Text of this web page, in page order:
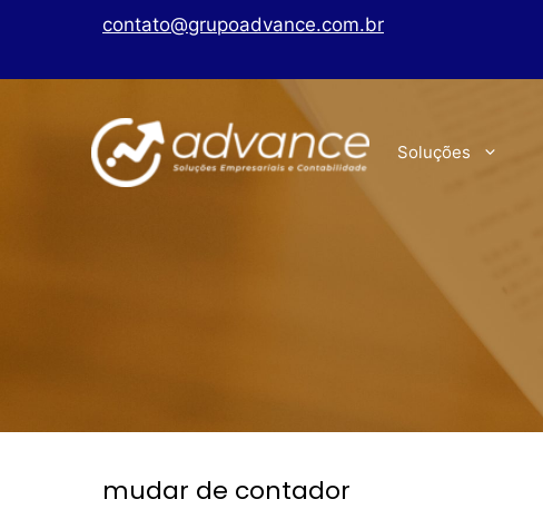
contato@grupoadvance.com.br
Soluções
mudar de contador